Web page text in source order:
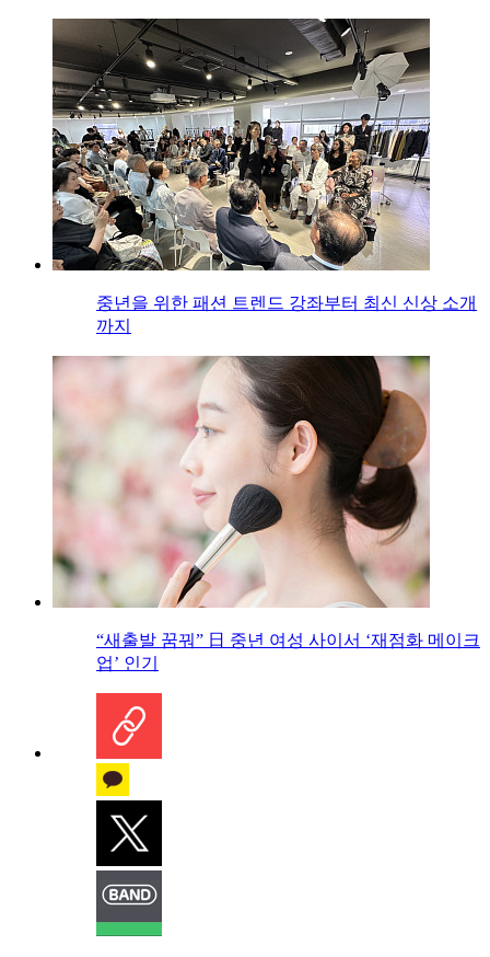
중년을 위한 패션 트렌드 강좌부터 최신 신상 소개
까지
“새출발 꿈꿔” 日 중년 여성 사이서 ‘재점화 메이크
업’ 인기